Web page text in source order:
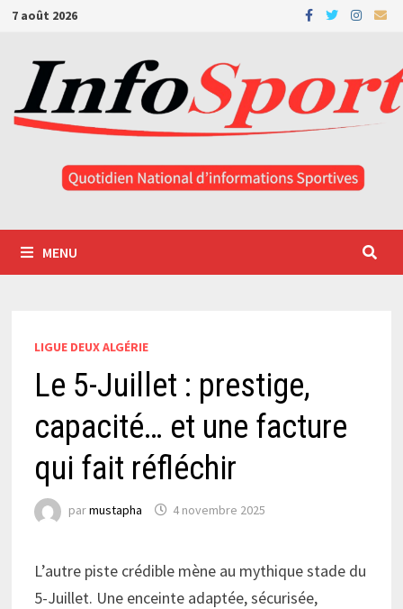
Passer
contenu
7 août 2026
MENU
LIGUE DEUX ALGÉRIE
Le 5-Juillet : prestige,
capacité… et une facture
qui fait réfléchir
parmustapha 4 novembre 2025
L’autre piste crédible mène au mythique stade du
5-Juillet. Une enceinte adaptée, sécurisée,